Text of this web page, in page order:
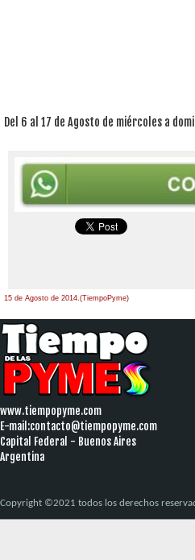
Del 6 al 17 de Agosto de miércoles a
15 de Agosto de 2014.(TiempoPyme)
www.tiempopyme.com
E-mail:contacto@tiempopyme.com
Capital Federal - Buenos Aires
Argentina
Copyright ©2021 todos los derechos